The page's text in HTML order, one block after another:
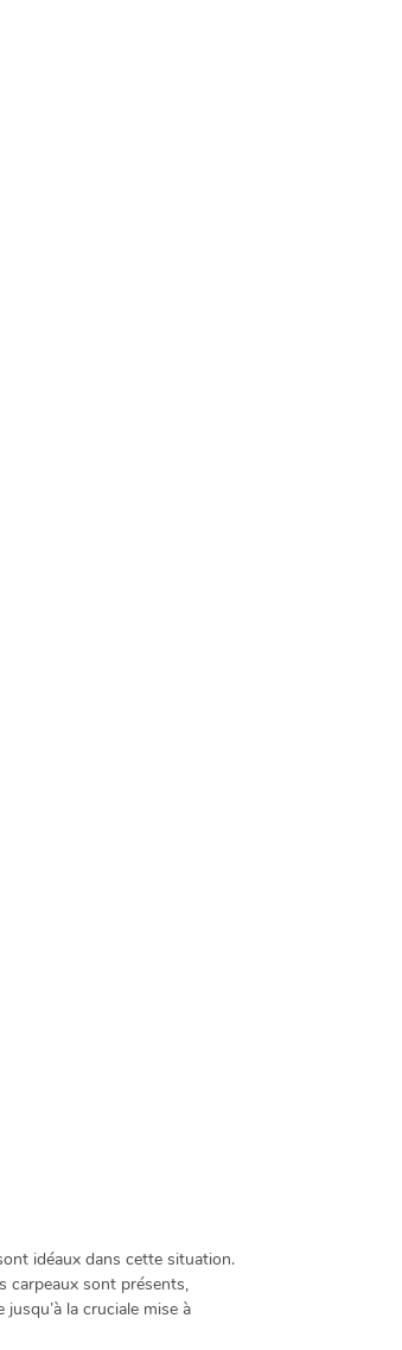
idéaux dans cette situation.
carpeaux sont présents,
la cruciale mise à